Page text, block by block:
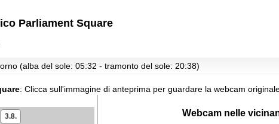
Parliament Square
(alba del sole: 05:32 - tramonto del sole: 20:38)
: Clicca sull'immagine di anteprima per guardare la webcam
3.8.
02:57
Webcam nelle